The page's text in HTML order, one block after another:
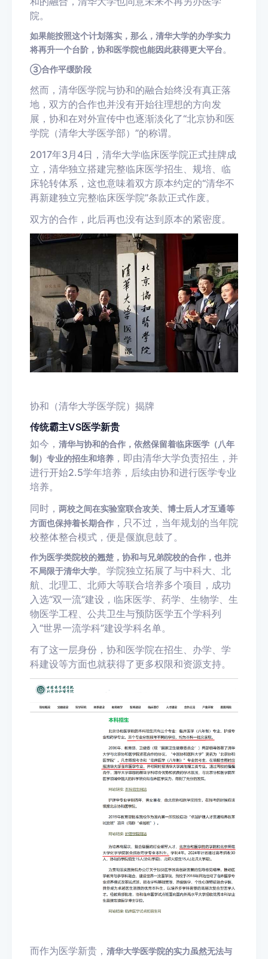
院。
如果能按照这个计划落实，那么，清华大学的办学实力
将再升一个台阶，协和医学院也能因此获得更大平台。
③合作平缓阶段
然而，清华医学院与协和的融合始终没有真正落
地，双方的合作也并没有开始往理想的方向发
展，协和在对外宣传中也逐渐淡化了“北京协和医
学院（清华大学医学部）”的称谓。
2017年3月4日，清华大学临床医学院正式挂牌成
立，清华独立搭建完整临床医学招生、规培、临
床轮转体系，这也意味着双方原本约定的“清华不
再新建独立完整临床医学院”条款正式作废。
双方的合作，此后再也没有达到原本的紧密度。
协和（清华大学医学院）揭牌
传统霸主VS医学新贵
如今， 清华与协和的合作，依然保留着临床医学（八年
制）专业的招生和培养 ，即由清华大学负责招生，并
进行开始2.5学年培养，后续由协和进行医学专业
培养。
同时， 两校之间在实验室联合攻关、博士后人才互通等
方面也保持着长期合作 ，只不过，当年规划的当年院
校整体整合模式，便是偃旗息鼓了。
作为医学类院校的翘楚，协和与兄弟院校的合作，也并
不局限于清华大学。学院独立拓展了与中科大、北
航、北理工、北师大等联合培养多个项目，成功
入选“双一流”建设，临床医学、药学、生物学、生
物医学工程、公共卫生与预防医学五个学科列
入“世界一流学科”建设学科名单。
有了这一层身份，协和医学院在招生、办学、学
科建设等方面也就获得了更多权限和资源支持。
而作为医学新贵， 清华大学医学院的实力虽然无法与